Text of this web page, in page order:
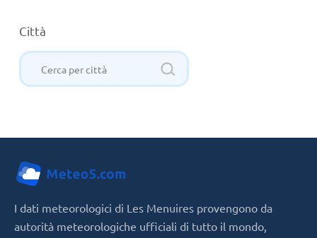
Città
I dati meteorologici di Les Menuires provengono da
autorità meteorologiche ufficiali di tutto il mondo,